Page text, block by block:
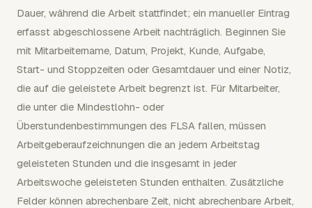
Dauer, während die Arbeit stattfindet; ein manueller Eintrag
erfasst abgeschlossene Arbeit nachträglich. Beginnen Sie
mit Mitarbeitername, Datum, Projekt, Kunde, Aufgabe,
Start- und Stoppzeiten oder Gesamtdauer und einer Notiz,
die auf die geleistete Arbeit begrenzt ist. Für Mitarbeiter,
die unter die Mindestlohn- oder
Überstundenbestimmungen des FLSA fallen, müssen
Arbeitgeberaufzeichnungen die an jedem Arbeitstag
geleisteten Stunden und die insgesamt in jeder
Arbeitswoche geleisteten Stunden enthalten. Zusätzliche
Felder können abrechenbare Zeit, nicht abrechenbare Arbeit,